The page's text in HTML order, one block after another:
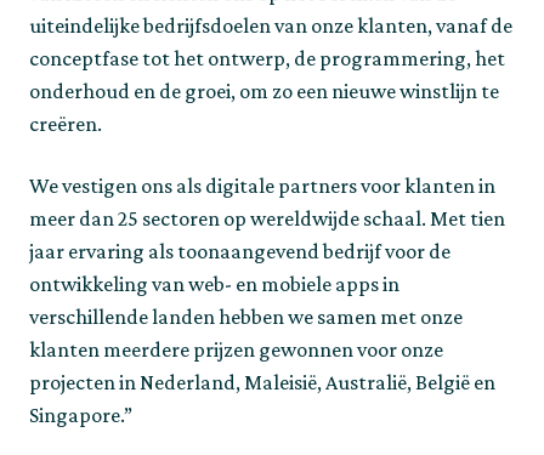
uiteindelijke bedrijfsdoelen van onze klanten, vanaf de
conceptfase tot het ontwerp, de programmering, het
onderhoud en de groei, om zo een nieuwe winstlijn te
creëren.
We vestigen ons als digitale partners voor klanten in
meer dan 25 sectoren op wereldwijde schaal. Met tien
jaar ervaring als toonaangevend bedrijf voor de
ontwikkeling van web- en mobiele apps in
verschillende landen hebben we samen met onze
klanten meerdere prijzen gewonnen voor onze
projecten in Nederland, Maleisië, Australië, België en
Singapore.”